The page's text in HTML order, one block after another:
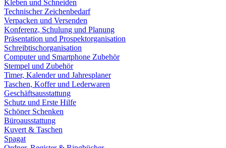
Kleben und Schneiden
Technischer Zeichenbedarf
Verpacken und Versenden
Konferenz, Schulung und Planung
Präsentation und Prospektorganisation
Schreibtischorganisation
Computer und Smartphone Zubehör
Stempel und Zubehör
Timer, Kalender und Jahresplaner
Taschen, Koffer und Lederwaren
Geschäftsausstattung
Schutz und Erste Hilfe
Schöner Schenken
Büroausstattung
Kuvert & Taschen
Spagat